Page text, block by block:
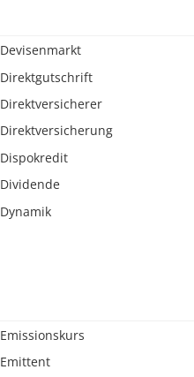
Devisenmarkt
Direktgutschrift
Direktversicherer
Direktversicherung
Dispokredit
Dividende
Dynamik
Emissionskurs
Emittent